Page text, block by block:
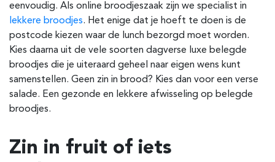
eenvoudig. Als online broodjeszaak zijn we specialist in
lekkere broodjes. Het enige dat je hoeft te doen is de
postcode kiezen waar de lunch bezorgd moet worden.
Kies daarna uit de vele soorten dagverse luxe belegde
broodjes die je uiteraard geheel naar eigen wens kunt
samenstellen. Geen zin in brood? Kies dan voor een verse
salade. Een gezonde en lekkere afwisseling op belegde
broodjes.
Zin in fruit of iets